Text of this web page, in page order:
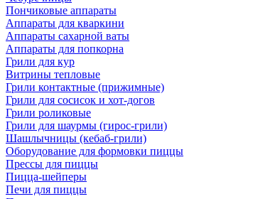
Пончиковые аппараты
Аппараты для кваркини
Аппараты сахарной ваты
Аппараты для попкорна
Грили для кур
Витрины тепловые
Грили контактные (прижимные)
Грили для сосисок и хот-догов
Грили роликовые
Грили для шаурмы (гирос-грили)
Шашлычницы (кебаб-грили)
Оборудование для формовки пиццы
Прессы для пиццы
Пицца-шейперы
Печи для пиццы